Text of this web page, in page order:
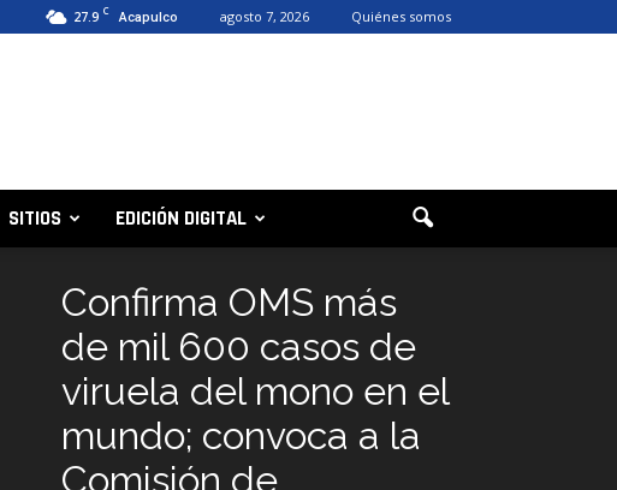
27.9 C Acapulco agosto 7, 2026 Quiénes somos
SITIOS EDICIÓN DIGITAL
Confirma OMS más
de mil 600 casos de
viruela del mono en el
mundo; convoca a la
Comisión de